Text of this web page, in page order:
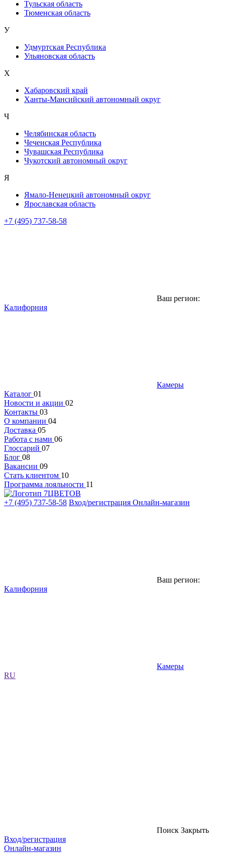
Тульская область
Тюменская область
У
Удмуртская Республика
Ульяновская область
Х
Хабаровский край
Ханты-Мансийский автономный округ
Ч
Челябинская область
Чеченская Республика
Чувашская Республика
Чукотский автономный округ
Я
Ямало-Ненецкий автономный округ
Ярославская область
+7 (495) 737-58-58
Ваш регион:
Калифорния
Камеры
Каталог 01
Новости и акции 02
Контакты 03
О компании 04
Доставка 05
Работа с нами 06
Глоссарий 07
Блог 08
Вакансии 09
Стать клиентом 10
Программа лояльности 11
+7 (495) 737-58-58 Вход/регистрация Онлайн-магазин
Ваш регион:
Калифорния
Камеры
RU
Поиск Закрыть
Вход/регистрация
Онлайн-магазин